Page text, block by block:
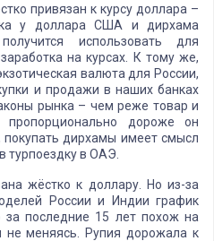
привязан к курсу доллара –
у доллара США и дирхама
использовать для
на курсах. К тому же,
валюта для России,
и продажи в наших банках
рынка – чем реже товар и
дороже он
покупать дирхамы имеет смысл
турпоездку в ОАЭ.
жёстко к доллару. Но из-за
России и Индии график
последние 15 лет похож на
не меняясь. Рупия дорожала к